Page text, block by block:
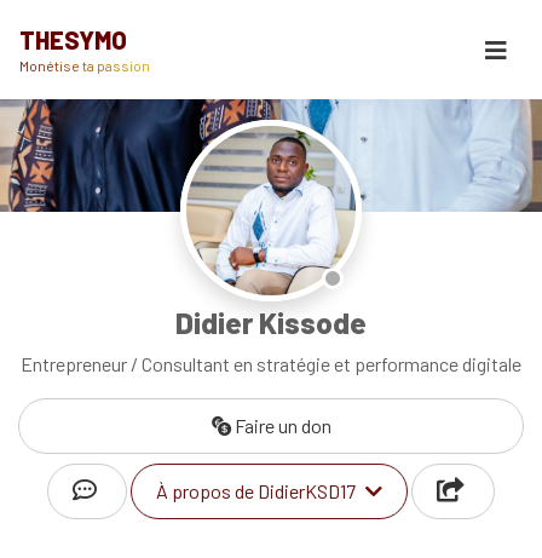
THESYMO
Monétise ta passion
Didier Kissode
Entrepreneur / Consultant en stratégie et performance digitale
Faire un don
À propos de DidierKSD17